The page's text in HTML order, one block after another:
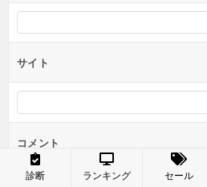
サイト
コメント
診断 ランキング セール